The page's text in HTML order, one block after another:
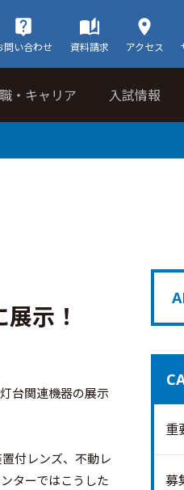
問い合わせ 資料請求 アクセス
・キャリア 入試情報
示！
台関連機器の展示
付レンズ、不動レ
ターではこうした
重
募